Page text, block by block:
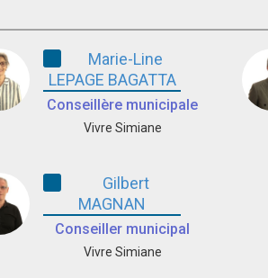
Marie-Line
LEPAGE BAGATTA
Conseillère municipale
Vivre Simiane
Gilbert
MAGNAN
Conseiller municipal
Vivre Simiane